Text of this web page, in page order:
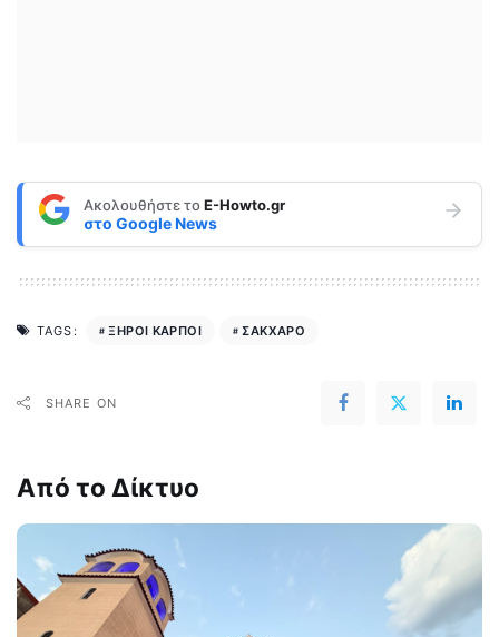
Ακολουθήστε τοE-Howto.gr
στο Google News
TAGS: ΞΗΡΟΙ ΚΑΡΠΟΙ ΣΑΚΧΑΡΟ
SHARE ON
Από το Δίκτυο